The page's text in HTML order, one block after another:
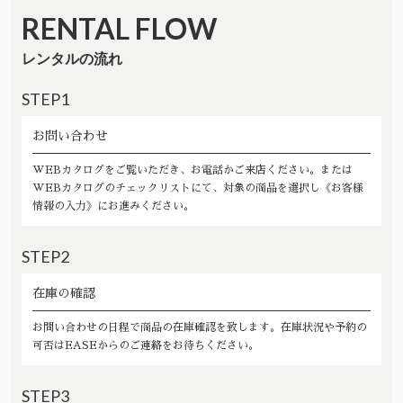
RENTAL FLOW
レンタルの流れ
STEP1
お問い合わせ
WEBカタログをご覧いただき、お電話かご来店ください。または
WEBカタログのチェックリストにて、対象の商品を選択し《お客様
情報の入力》にお進みください。
STEP2
在庫の確認
お問い合わせの日程で商品の在庫確認を致します。在庫状況や予約の
可否はEASEからのご連絡をお待ちください。
STEP3